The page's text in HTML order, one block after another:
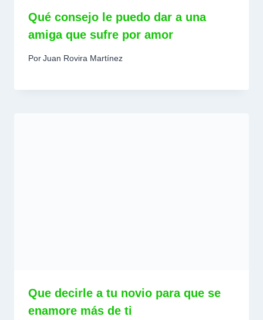
Qué consejo le puedo dar a una
amiga que sufre por amor
PorJuan Rovira Martínez
Que decirle a tu novio para que se
enamore más de ti